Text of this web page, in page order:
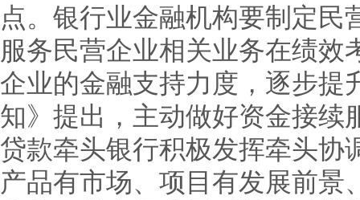
点。银行业金融机构要制定民
服务民营企业相关业务在绩效
企业的金融支持力度，逐步提
知》提出，主动做好资金接续
贷款牵头银行积极发挥牵头协
产品有市场、项目有发展前景